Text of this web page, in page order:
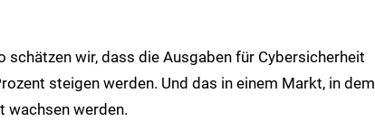
wir, dass die Ausgaben für Cybersicherheit
steigen werden. Und das in einem Markt, in dem
wachsen werden.